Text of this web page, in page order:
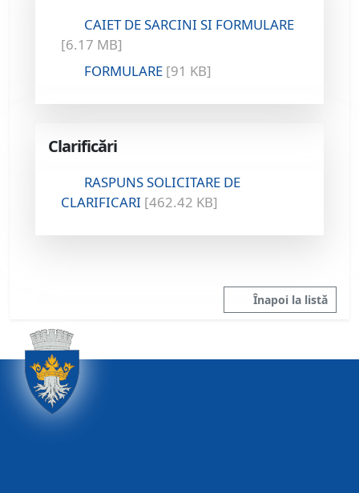
CAIET DE SARCINI SI FORMULARE
[6.17 MB]
FORMULARE [91 KB]
Clarificări
RASPUNS SOLICITARE DE
CLARIFICARI [462.42 KB]
Înapoi la listă